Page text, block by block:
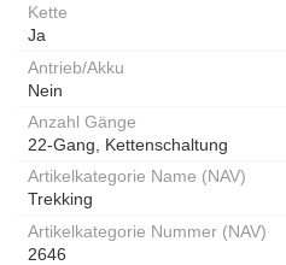
Kette
Ja
Antrieb/Akku
Nein
Anzahl Gänge
22-Gang, Kettenschaltung
Artikelkategorie Name (NAV)
Trekking
Artikelkategorie Nummer (NAV)
2646